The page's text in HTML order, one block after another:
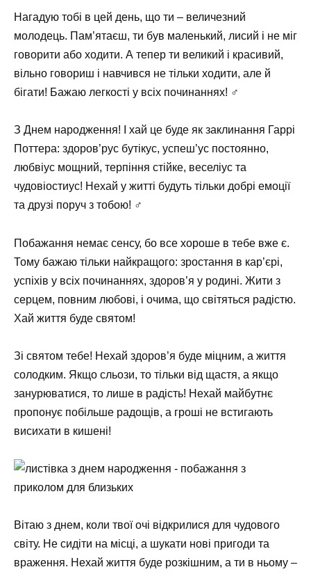
Нагадую тобі в цей день, що ти – величезний
молодець. Пам’ятаєш, ти був маленький, лисий і не міг
говорити або ходити. А тепер ти великий і красивий,
вільно говориш і навчився не тільки ходити, але й
бігати! Бажаю легкості у всіх починаннях! ‍♂️
З Днем народження! І хай це буде як заклинання Гаррі
Поттера: здоров’рус бутікус, успеш’ус постоянно,
любвіус мощний, терпіння стійке, веселіус та
чудовіостиус! Нехай у житті будуть тільки добрі емоції
та друзі поруч з тобою! ‍♂️
Побажання немає сенсу, бо все хороше в тебе вже є.
Тому бажаю тільки найкращого: зростання в кар’єрі,
успіхів у всіх починаннях, здоров’я у родині. Жити з
серцем, повним любові, і очима, що світяться радістю.
Хай життя буде святом!
Зі святом тебе! Нехай здоров’я буде міцним, а життя
солодким. Якщо сльози, то тільки від щастя, а якщо
занурюватися, то лише в радість! Нехай майбутнє
пропонує побільше радощів, а гроші не встигають
висихати в кишені!
Вітаю з днем, коли твої очі відкрилися для чудового
світу. Не сидіти на місці, а шукати нові пригоди та
враження. Нехай життя буде розкішним, а ти в ньому –